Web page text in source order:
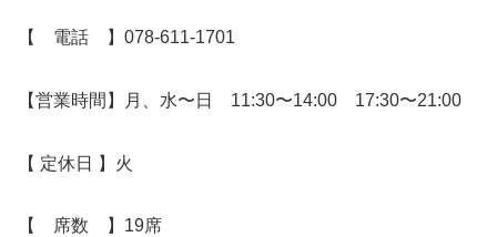
【 電話 】078-611-1701
【営業時間】月、水〜日 11:30〜14:00 17:30〜21:00
【 定休日 】火
【 席数 】19席